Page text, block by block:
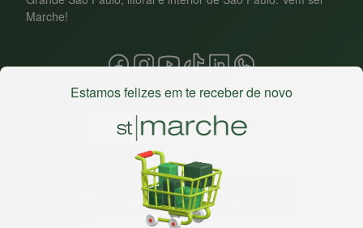
Marche!
Baixe nosso app
Estamos felizes em te receber de novo